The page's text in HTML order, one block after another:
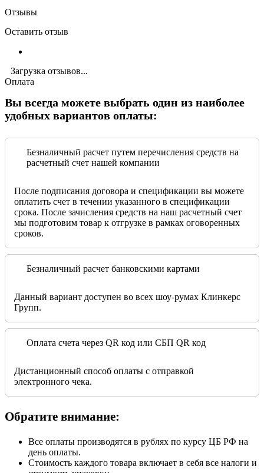
Отзывы
Оставить отзыв
Загрузка отзывов...
Оплата
Вы всегда можете выбрать один из наиболее
удобных вариантов оплаты:
Безналичный расчет путем перечисления средств на
расчетный счет нашей компании
После подписания договора и спецификации вы можете
оплатить счет в течении указанного в спецификации
срока. После зачисления средств на наш расчетный счет
мы подготовим товар к отгрузке в рамках оговоренных
сроков.
Безналичный расчет банковскими картами
Данный вариант доступен во всех шоу-румах Клинкерс
Групп.
Оплата счета через QR код или СБП QR код
Дистанционный способ оплаты с отправкой
электронного чека.
Обратите внимание:
Все оплаты производятся в рублях по курсу ЦБ РФ на
день оплаты.
Стоимость каждого товара включает в себя все налоги и